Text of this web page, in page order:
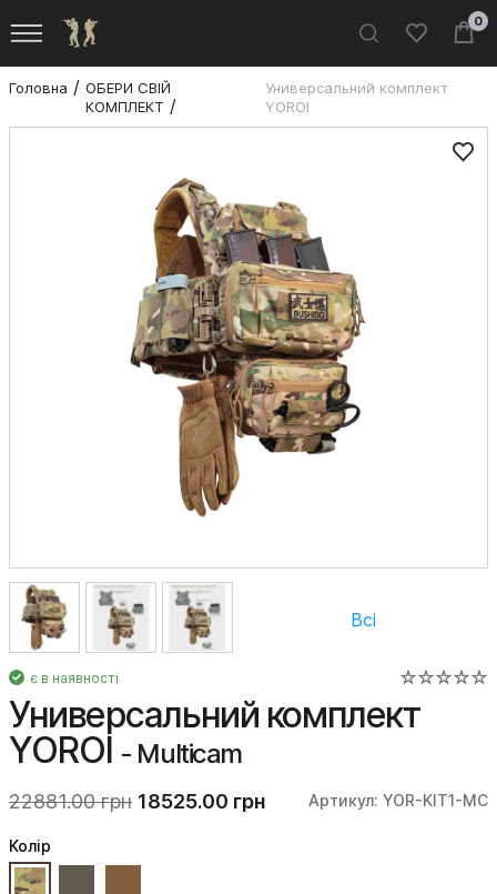
0
Головна
ОБЕРИ СВІЙ
КОМПЛЕКТ
Универсальний комплект
YOROI
Всі
є в наявності
Универсальний комплект
YOROI - Multicam
22881.00 грн 18525.00 грн Артикул: YOR-KIT1-MC
Колiр